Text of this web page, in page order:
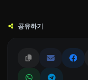
공유하기